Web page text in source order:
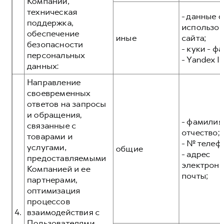
техническая
поддержка,
обеспечение
безопасности
персональных
данных:
иные
- данные
сайта;
- куки -
- Yandex
4.
Направление
своевременных
ответов на запросы
и обращения,
связанные с
товарами и
услугами,
предоставляемыми
Компанией и ее
партнерами,
оптимизация
процессов
взаимодействия с
общие
-
отчество;
- №
- адрес
почты;